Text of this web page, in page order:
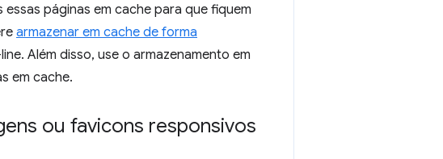
páginas em cache para que fiquem
armazenar em cache de forma
Além disso, use o armazenamento em
em cache.
ou favicons responsivos